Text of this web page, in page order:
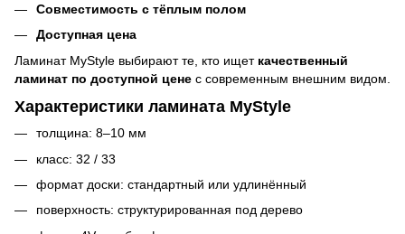
Совместимость с тёплым полом
Доступная цена
Ламинат MyStyle выбирают те, кто ищет качественный
ламинат по доступной цене с современным внешним видом.
Характеристики ламината MyStyle
толщина: 8–10 мм
класс: 32 / 33
формат доски: стандартный или удлинённый
поверхность: структурированная под дерево